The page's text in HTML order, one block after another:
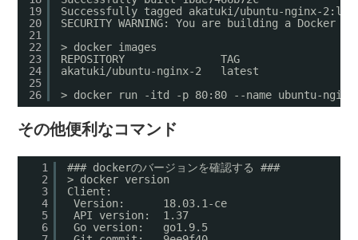
19
20
21
22
23
24
25
26
Successfully tagged akatuki/ubuntu-nginx-
SECURITY WARNING: You are building a
> docker images
REPOSITORY               TAG
akatuki/ubuntu-nginx-2   latest
> docker run -itd -p 80:80 --name ubuntu-
その他便利なコマンド
1
2
3
4
5
6
### dockerのバージョンを確認する ###
> docker version
Client:
Version:      18.03.1-ce
API version:  1.37
Go version:   go1.9.5